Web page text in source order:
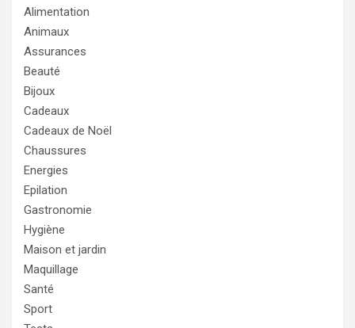
Alimentation
Animaux
Assurances
Beauté
Bijoux
Cadeaux
Cadeaux de Noël
Chaussures
Energies
Epilation
Gastronomie
Hygiène
Maison et jardin
Maquillage
Santé
Sport